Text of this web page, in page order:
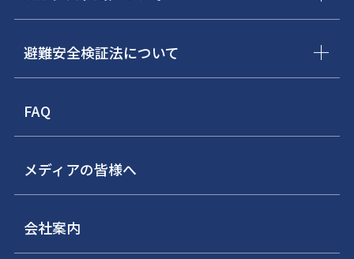
避難安全検証法について
FAQ
メディアの皆様へ
会社案内